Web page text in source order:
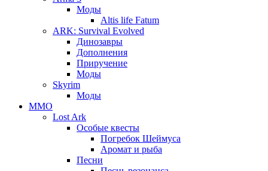
Моды
Altis life Fatum
ARK: Survival Evolved
Динозавры
Дополнения
Приручение
Моды
Skyrim
Моды
ММО
Lost Ark
Особые квесты
Погребок Шеймуса
Аромат и рыба
Песни